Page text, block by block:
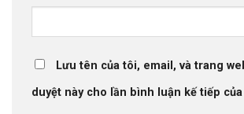
Lưu tên của tôi, email, và trang
duyệt này cho lần bình luận kế tiếp